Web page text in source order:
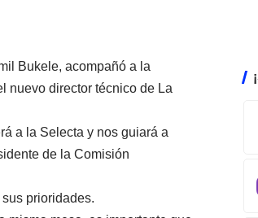
Bukele, acompañó a la
nuevo director técnico de La
a la Selecta y nos guiará a
de la Comisión
prioridades.